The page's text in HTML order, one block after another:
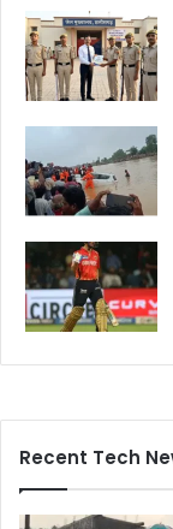
Recent Tech